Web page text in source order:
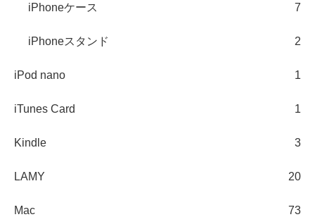
iPhoneケース 7
iPhoneスタンド 2
iPod nano 1
iTunes Card 1
Kindle 3
LAMY 20
Mac 73